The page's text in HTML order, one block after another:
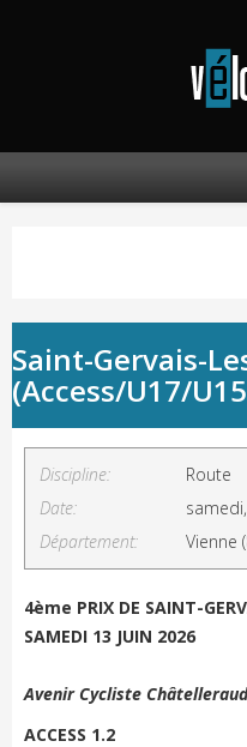
Saint-Gervais-
(Access/U17/
Discipline:
Route
Date:
Département:
Vienne
4ème PRIX DE SAINT-
SAMEDI 13 JUIN 2026
Avenir Cycliste
ACCESS 1.2